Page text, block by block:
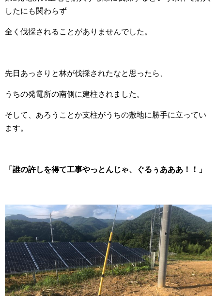
したにも関わらず
全く伐採されることがありませんでした。
先日あっさりと林が伐採されたなと思ったら、
うちの発電所の南側に建柱されました。
そして、あろうことか支柱がうちの敷地に勝手に立ってい
ます。
「誰の許しを得て工事やっとんじゃ、ぐるぅあああ！！」